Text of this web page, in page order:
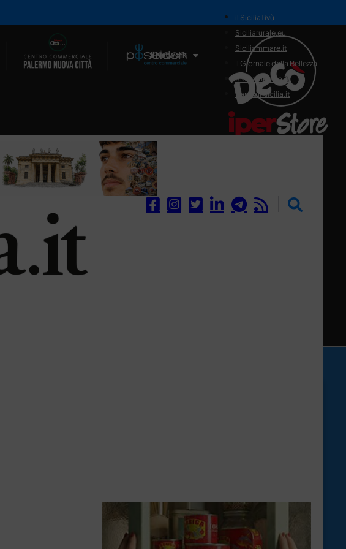
Il Network
il SiciliaTivù
Siciliarurale.eu
Siciliammare.it
Il Giornale della Bellezza
Siciliamedica.it
Sanitainsicilia.it